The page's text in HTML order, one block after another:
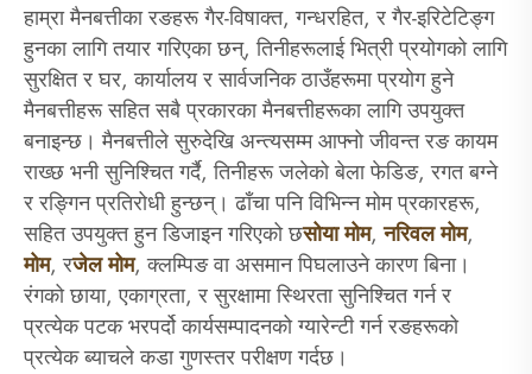
हाम्रा मैनबत्तीका रङहरू गैर-विषाक्त, गन्धरहित, र गैर-इरिटेटिङ्ग
हुनका लागि तयार गरिएका छन्, तिनीहरूलाई भित्री प्रयोगको लागि
सुरक्षित र घर, कार्यालय र सार्वजनिक ठाउँहरूमा प्रयोग हुने
मैनबत्तीहरू सहित सबै प्रकारका मैनबत्तीहरूका लागि उपयुक्त
बनाइन्छ। मैनबत्तीले सुरुदेखि अन्त्यसम्म आफ्नो जीवन्त रङ कायम
राख्छ भनी सुनिश्चित गर्दै, तिनीहरू जलेको बेला फेडिङ, रगत बग्ने
र रङ्गिन प्रतिरोधी हुन्छन्। ढाँचा पनि विभिन्न मोम प्रकारहरू,
सहित उपयुक्त हुन डिजाइन गरिएको छसोया मोम,नरिवल मोम,
मोम, रजेल मोम, क्लम्पिङ वा असमान पिघलाउने कारण बिना।
रंगको छाया, एकाग्रता, र सुरक्षामा स्थिरता सुनिश्चित गर्न र
प्रत्येक पटक भरपर्दो कार्यसम्पादनको ग्यारेन्टी गर्न रङहरूको
प्रत्येक ब्याचले कडा गुणस्तर परीक्षण गर्दछ।